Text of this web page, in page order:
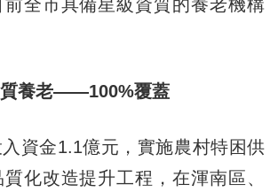
前全市具備星級資質的養老機構
質養老——100%覆蓋
金1.1億元，實施農村特困供
化改造提升工程，在渾南區、